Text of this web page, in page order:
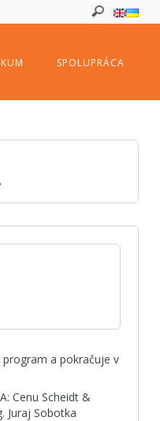
SPOLUPRÁCA
a pokračuje v
Cenu Scheidt &
Juraj Sobotka